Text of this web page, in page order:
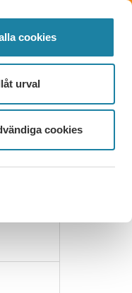
cookies
urval
cookies
IN MENY